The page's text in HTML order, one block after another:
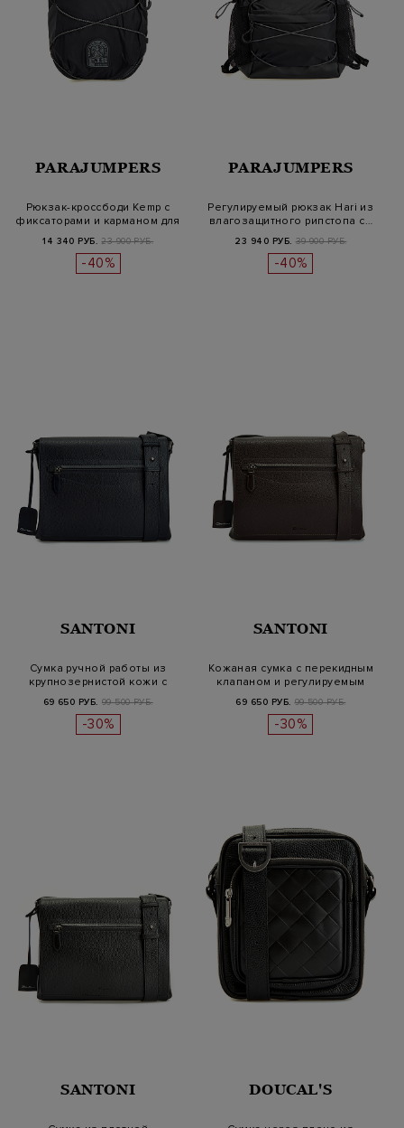
PARAJUMPERS
Рюкзак-кроссбоди Kemp с
фиксаторами и карманом для
тел…
14 340 РУБ. 23 900 РУБ.
-40%
PARAJUMPERS
Регулируемый рюкзак Hari из
влагозащитного рипстопа с…
23 940 РУБ. 39 900 РУБ.
-40%
SANTONI
Сумка ручной работы из
крупнозернистой кожи с
плечевым…
69 650 РУБ. 99 500 РУБ.
-30%
SANTONI
Кожаная сумка с перекидным
клапаном и регулируемым
рем…
69 650 РУБ. 99 500 РУБ.
-30%
SANTONI DOUCAL'S